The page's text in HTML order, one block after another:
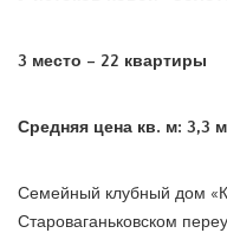
3 место – 22 квартиры
Средняя цена кв. м: 3,3
Семейный клубный дом
Староваганьковском